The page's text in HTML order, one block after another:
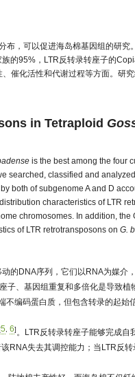
，可以促进海岛棉基因组的研
的95%，LTR反转录转座子的
催化活性和代谢过程等方面。研
in Tetraploid
is the best among the four
searched, classified and
both of subgenome A and D
characteristics of LTR
chromosomes. In addition,
of LTR retrotransposons on G.
DNA序列，它们以RNA为媒介
子、基因组重复和多倍化是导致
不编码蛋白质，但包含转录的起
5 6]。LTR反转录转座子能够完成自
失去其调控能力；当LTR反